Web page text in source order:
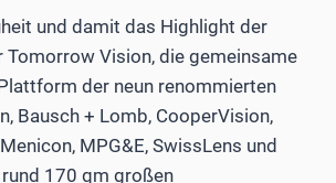
und damit das Highlight der
Tomorrow Vision, die gemeinsame
der neun renommierten
Bausch + Lomb, CooperVision,
MPG&E, SwissLens und
170 qm großen